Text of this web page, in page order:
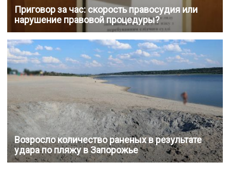
Приговор за час: скорость правосудия или
нарушение правовой процедуры?
Возросло количество раненых в результате
удара по пляжу в Запорожье